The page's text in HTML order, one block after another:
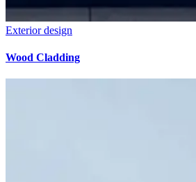
Exterior design
Wood Cladding